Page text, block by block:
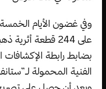
وفي غضون الأيام
على 244 قطعة
بضابط رابطة
الفنية المحمولة